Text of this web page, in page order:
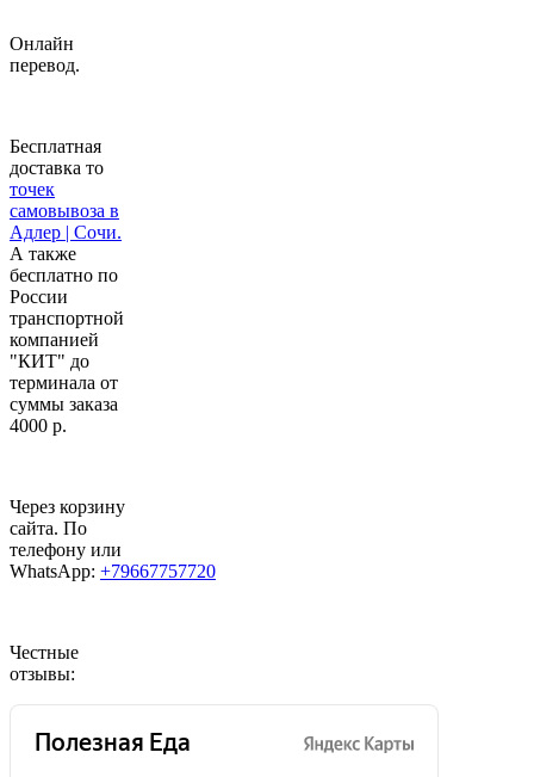
Онлайн
перевод.
Бесплатная
доставка то
точек
самовывоза в
Адлер | Сочи.
А также
бесплатно по
России
транспортной
компанией
"КИТ" до
терминала от
суммы заказа
4000 р.
Через корзину
сайта. По
телефону или
WhatsApp: +79667757720
Честные
отзывы: